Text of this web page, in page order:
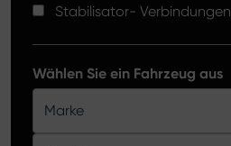
Produktkatalog
Stabilisator- Verbindungen
Wählen Sie ein Fahrzeug aus
Marke